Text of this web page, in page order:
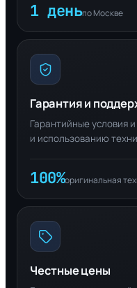
1 деньпо Москве
Гарантия и
Гарантийные условия
и использованию
100%оригинальная
Честные цены